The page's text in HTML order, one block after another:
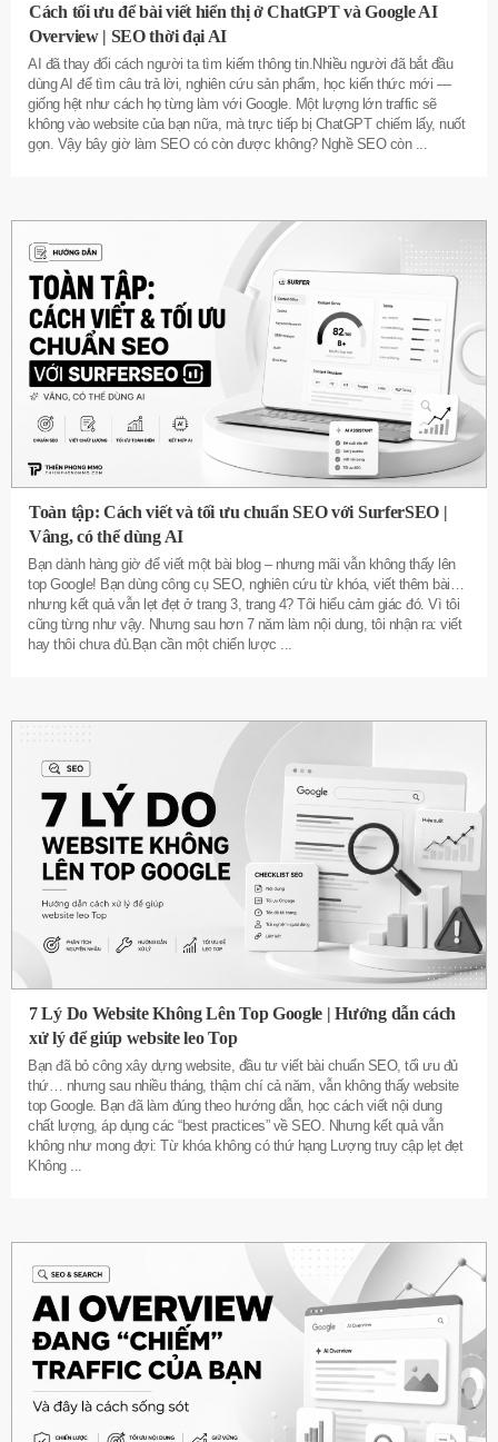
Cách tối ưu để bài viết hiển thị ở ChatGPT và Google AI
Overview | SEO thời đại AI
AI đã thay đổi cách người ta tìm kiếm thông tin.Nhiều người đã bắt đầu
dùng AI để tìm câu trả lời, nghiên cứu sản phẩm, học kiến thức mới —
giống hệt như cách họ từng làm với Google. Một lượng lớn traffic sẽ
không vào website của bạn nữa, mà trực tiếp bị ChatGPT chiếm lấy, nuốt
gọn. Vậy bây giờ làm SEO có còn được không? Nghề SEO còn
Toàn tập: Cách viết và tối ưu chuẩn SEO với SurferSEO |
Vâng, có thể dùng AI
Bạn dành hàng giờ để viết một bài blog – nhưng mãi vẫn không thấy lên
top Google! Bạn dùng công cụ SEO, nghiên cứu từ khóa, viết thêm bài…
nhưng kết quả vẫn lẹt đẹt ở trang 3, trang 4? Tôi hiểu cảm giác đó. Vì tôi
cũng từng như vậy. Nhưng sau hơn 7 năm làm nội dung, tôi nhận ra: viết
hay thôi chưa đủ.Bạn cần một chiến lược ...
7 Lý Do Website Không Lên Top Google | Hướng dẫn cách
xử lý để giúp website leo Top
Bạn đã bỏ công xây dựng website, đầu tư viết bài chuẩn SEO, tối ưu đủ
thứ… nhưng sau nhiều tháng, thậm chí cả năm, vẫn không thấy website
top Google. Bạn đã làm đúng theo hướng dẫn, học cách viết nội dung
chất lượng, áp dụng các “best practices” về SEO. Nhưng kết quả vẫn
không như mong đợi: Từ khóa không có thứ hạng Lượng truy cập lẹt đẹt
Không